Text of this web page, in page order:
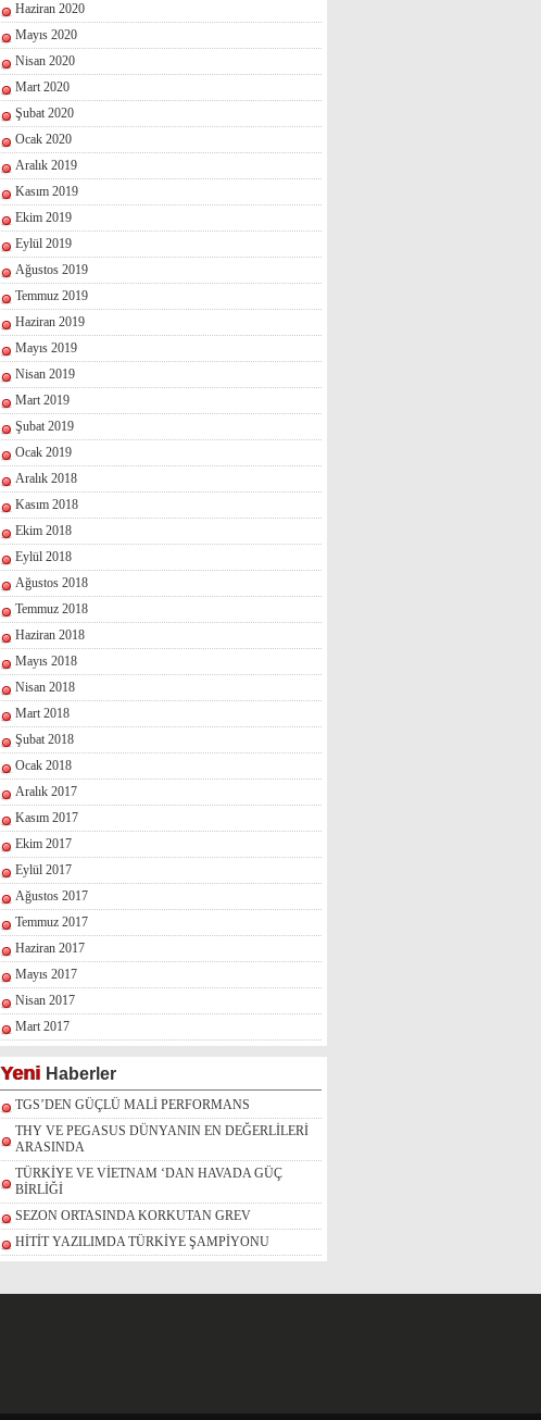
Haziran 2020
Mayıs 2020
Nisan 2020
Mart 2020
Şubat 2020
Ocak 2020
Aralık 2019
Kasım 2019
Ekim 2019
Eylül 2019
Ağustos 2019
Temmuz 2019
Haziran 2019
Mayıs 2019
Nisan 2019
Mart 2019
Şubat 2019
Ocak 2019
Aralık 2018
Kasım 2018
Ekim 2018
Eylül 2018
Ağustos 2018
Temmuz 2018
Haziran 2018
Mayıs 2018
Nisan 2018
Mart 2018
Şubat 2018
Ocak 2018
Aralık 2017
Kasım 2017
Ekim 2017
Eylül 2017
Ağustos 2017
Temmuz 2017
Haziran 2017
Mayıs 2017
Nisan 2017
Mart 2017
Yeni Haberler
TGS’DEN GÜÇLÜ MALİ PERFORMANS
THY VE PEGASUS DÜNYANIN EN DEĞERLİLERİ
ARASINDA
TÜRKİYE VE VİETNAM ‘DAN HAVADA GÜÇ
BİRLİĞİ
SEZON ORTASINDA KORKUTAN GREV
HİTİT YAZILIMDA TÜRKİYE ŞAMPİYONU